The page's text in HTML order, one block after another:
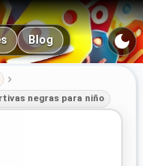
Blog
negras para niño